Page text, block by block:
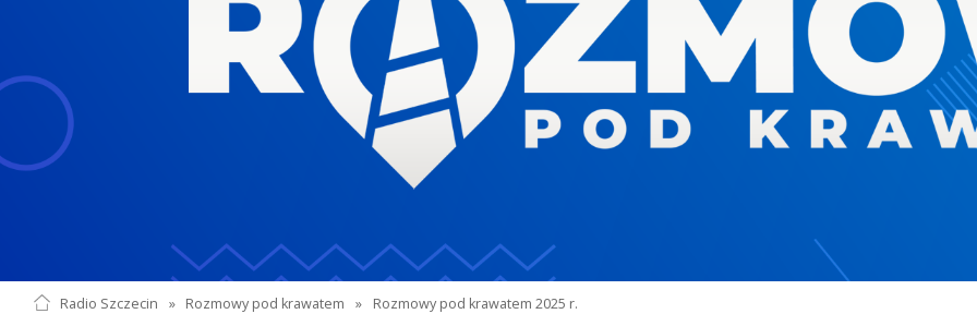
Radio Szczecin » Rozmowy pod krawatem » Rozmowy pod krawatem 2025 r.